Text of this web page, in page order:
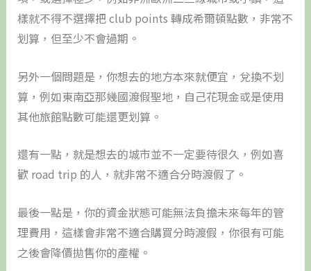
樣就不得不選擇把 club points 轉成希爾頓點數，非常不
划算，但至少不會過期。
另外一個問題是，你想去的地方本來就便宜，兌換不划
算，例如東南亞那幾國渡假聖地，自己花現金或是使用
其他旅館點數可能還更划算。
還有一點，就是想去的城市並不一定要待很久，例如喜
歡 road trip 的人，就非常不適合分時渡假了。
最後一點是，你的資金狀態可能無法負擔未來每年的管
理費用，這樣會非常不適合購買分時渡假，你很有可能
之後會降價拋售你的產權。